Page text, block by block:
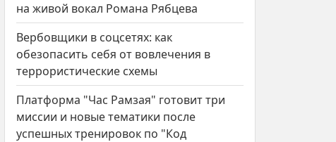
на живой вокал Романа Рябцева
Вербовщики в соцсетях: как
обезопасить себя от вовлечения в
террористические схемы
Платформа "Час Рамзая" готовит три
миссии и новые тематики после
успешных тренировок по "Код